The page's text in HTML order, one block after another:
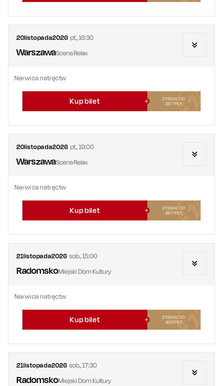
20listopada2026 pt.,16:30
WarszawaScena Relax
Nerwica natręctw
Kup bilet
ZYSKAJ OD
297PKT
20listopada2026 pt.,19:00
WarszawaScena Relax
Nerwica natręctw
Kup bilet
ZYSKAJ OD
297PKT
21listopada2026 sob.,15:00
RadomskoMiejski Dom Kultury
Nerwica natręctw
Kup bilet
ZYSKAJ OD
300PKT
21listopada2026 sob.,17:30
RadomskoMiejski Dom Kultury